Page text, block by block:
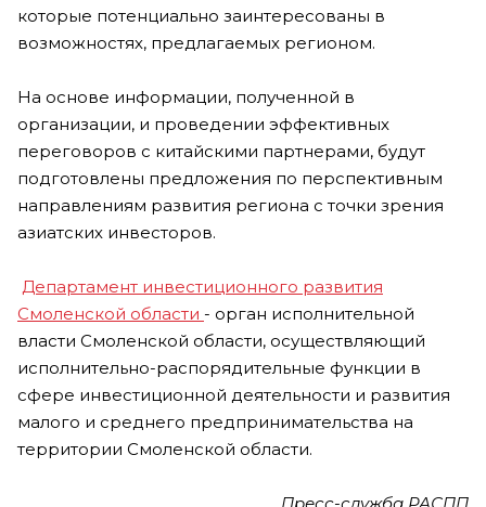
которые потенциально заинтересованы в
возможностях, предлагаемых регионом.
На основе информации, полученной в
организации, и проведении эффективных
переговоров с китайскими партнерами, будут
подготовлены предложения по перспективным
направлениям развития региона с точки зрения
азиатских инвесторов.
Департамент инвестиционного развития
Смоленской области - орган исполнительной
власти Смоленской области, осуществляющий
исполнительно-распорядительные функции в
сфере инвестиционной деятельности и развития
малого и среднего предпринимательства на
территории Смоленской области.